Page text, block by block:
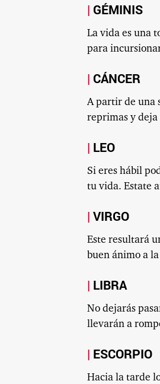
GÉMINIS
La vida es una
para
CÁNCER
A partir de una
reprimas y
LEO
Si eres hábil
tu vida. Estate
VIRGO
Este resultará
buen ánimo a
LIBRA
No dejarás
llevarán a
ESCORPIO
Hacia la tarde